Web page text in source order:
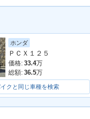
・マ
2015年 GROM・カラー
チェンジ
ホンダ
ＰＣＸ１２５
価格: 33.4万
総額: 36.5万
クと同じ車種を検索